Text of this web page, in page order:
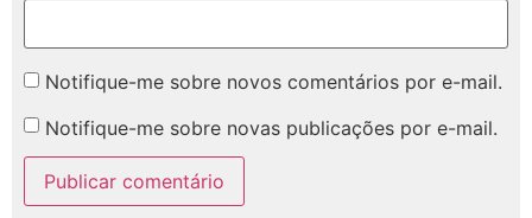
Notifique-me sobre novos comentários por e-mail.
Notifique-me sobre novas publicações por e-mail.